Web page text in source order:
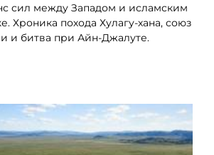
сил между Западом и исламским
Хроника похода Хулагу-хана, союз
и битва при Айн-Джалуте.